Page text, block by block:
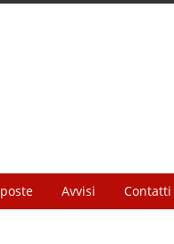
Avvisi Contatti